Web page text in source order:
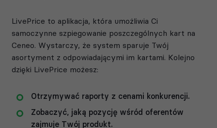
LivePrice to aplikacja, która umożliwia Ci
samoczynne szpiegowanie poszczególnych kart na
Ceneo. Wystarczy, że system sparuje Twój
asortyment z odpowiadającymi im kartami. Kolejno
dzięki LivePrice możesz:
Otrzymywać raporty z cenami konkurencji.
Zobaczyć, jaką pozycję wśród oferentów
zajmuje Twój produkt.